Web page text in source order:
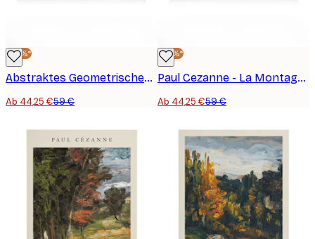
-25%*
Abstraktes Geometrisches Muster Leinwandbild
Ab 44,25 €59 €
-25%*
Paul Cezanne - La Montagne Sainte-Victoire vue de la carrière Bibémus Leinwandbild
Ab 44,25 €59 €